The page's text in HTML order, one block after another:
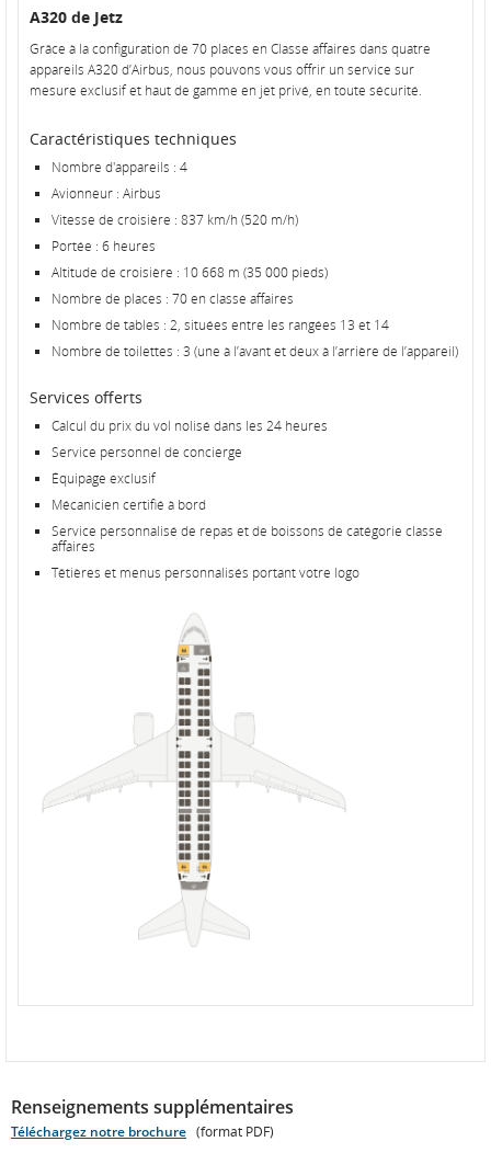
Notre
aérien
Notre
aérien
A320 de Jetz
Grâce à la configuration de 70 places en Classe affaires dans quatre
appareils A320 d’Airbus, nous pouvons vous offrir un service sur
mesure exclusif et haut de gamme en jet privé, en toute sécurité.
Caractéristiques techniques
Nombre d'appareils : 4
Avionneur : Airbus
Vitesse de croisière : 837 km/h (520 m/h)
Portée : 6 heures
Altitude de croisière : 10 668 m (35 000 pieds)
Nombre de places : 70 en classe affaires
Nombre de tables : 2, situées entre les rangées 13 et 14
Nombre de toilettes : 3 (une à l’avant et deux à l’arrière de l’appareil)
Services offerts
Calcul du prix du vol nolisé dans les 24 heures
Service personnel de concierge
Équipage exclusif
Mécanicien certifié à bord
Service personnalisé de repas et de boissons de catégorie classe
affaires
Têtières et menus personnalisés portant votre logo
Renseignements supplémentaires
Téléchargez notre brochure (format PDF)